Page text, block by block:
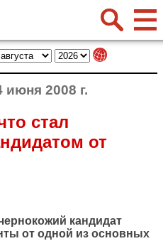
июня 2008 г.
стал
от
кандидат
от одной из основных